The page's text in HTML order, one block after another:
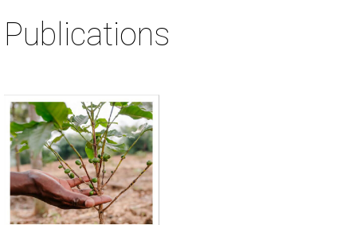
Contenu
Texte
Publications
Texte